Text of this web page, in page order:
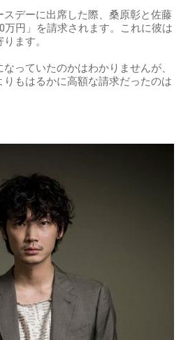
デーに出席した際、桑原彰と佐藤
万円」を請求されます。これに彼は
ます。
っていたのかはわかりませんが、
もはるかに高額な請求だったのは